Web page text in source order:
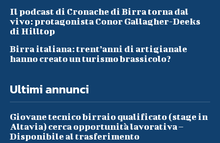
Il podcast di Cronache di Birra torna dal
vivo: protagonista Conor Gallagher-Deeks
di Hilltop
Birra italiana: trent’anni di artigianale
hanno creato un turismo brassicolo?
Ultimi annunci
Giovane tecnico birraio qualificato (stage in
Altavia) cerca opportunità lavorativa –
Disponibile al trasferimento